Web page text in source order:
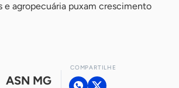
e agropecuária puxam crescimento
ASN MG
COMPARTILHE